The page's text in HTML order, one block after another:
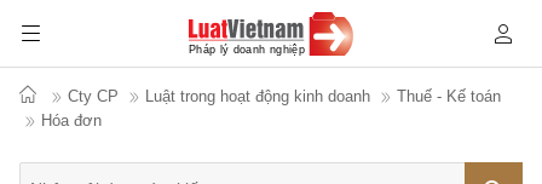
Cty CP Luật trong hoạt động kinh doanh
Thuế - Kế toán
Hóa đơn